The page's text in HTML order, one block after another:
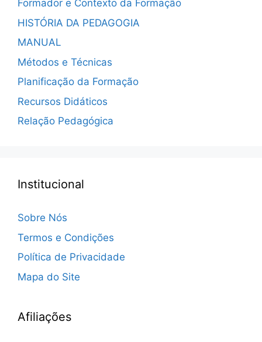
Formador e Contexto da Formação
HISTÓRIA DA PEDAGOGIA
MANUAL
Métodos e Técnicas
Planificação da Formação
Recursos Didáticos
Relação Pedagógica
Institucional
Sobre Nós
Termos e Condições
Política de Privacidade
Mapa do Site
Afiliações